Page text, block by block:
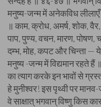
मनुष्य-जन्म में अनेकविध
॥ काम, क्रोध, अमर्ष, शोक,
पाप, पुण्य, वचन, मारण, पोषण,
दम्भ, मोह, कपट और चिन्ता —
मनुष्य -जन्म में विद्यमान रहते
का त्याग करके इन भावों से
हे मुनीश्वर! इस पृथ्वी पर
वे साक्षात्‌ भगवान्‌ विष्णु किस